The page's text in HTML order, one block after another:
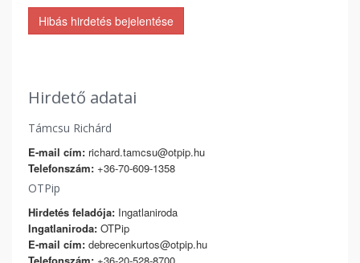
Hibás hirdetés bejelentése
Hirdető adatai
Támcsu Richárd
E-mail cím: richard.tamcsu@otpip.hu
Telefonszám: +36-70-609-1358
OTPip
Hirdetés feladója: Ingatlaniroda
Ingatlaniroda: OTPip
E-mail cím: debrecenkurtos@otpip.hu